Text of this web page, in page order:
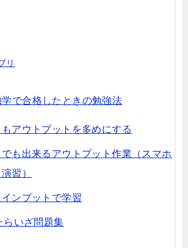
リ
学で合格したときの勉強法
アウトプットを多めにする
も出来るアウトプット作業（スマホ
習）
ンプットで学習
らいざ問題集